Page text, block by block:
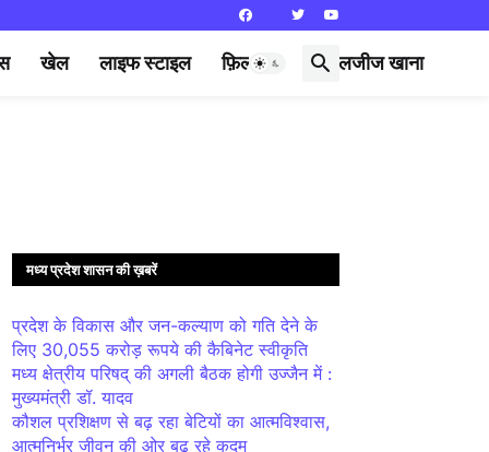
खेल लाइफ स्टाइल फ़िल्मी दुनिया लजीज खाना
मध्य प्रदेश शासन की ख़बरें
प्रदेश के विकास और जन-कल्याण को गति देने के
लिए 30,055 करोड़ रूपये की कैबिनेट स्वीकृति
मध्य क्षेत्रीय परिषद् की अगली बैठक होगी उज्जैन में :
मुख्यमंत्री डॉ. यादव
कौशल प्रशिक्षण से बढ़ रहा बेटियों का आत्मविश्वास,
आत्मनिर्भर जीवन की ओर बढ़ रहे कदम